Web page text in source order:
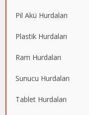
Pil Akü Hurdaları
Plastik Hurdaları
Ram Hurdaları
Sunucu Hurdaları
Tablet Hurdaları